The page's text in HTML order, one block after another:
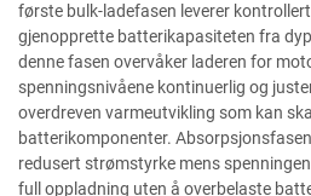
første bulk-ladefasen leverer
gjenopprette batterikapasiteten fra
denne fasen overvåker laderen for
spenningsnivåene kontinuerlig og
overdreven varmeutvikling som kan
batterikomponenter.
redusert strømstyrke mens
full oppladning uten å overbelaste